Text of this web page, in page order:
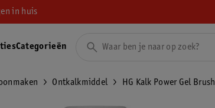
in huis
Categorieën
Ontkalkmiddel HG Kalk Power Gel Brush